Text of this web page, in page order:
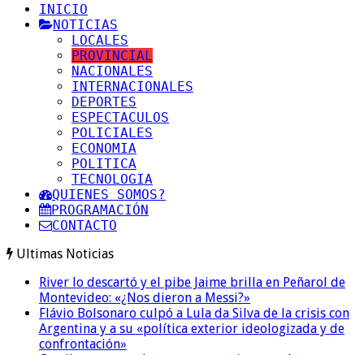
INICIO
NOTICIAS
LOCALES
PROVINCIAL
NACIONALES
INTERNACIONALES
DEPORTES
ESPECTACULOS
POLICIALES
ECONOMIA
POLITICA
TECNOLOGIA
QUIENES SOMOS?
PROGRAMACIÓN
CONTACTO
Ultimas Noticias
River lo descartó y el pibe Jaime brilla en Peñarol de
Montevideo: «¿Nos dieron a Messi?»
Flávio Bolsonaro culpó a Lula da Silva de la crisis con
Argentina y a su «política exterior ideologizada y de
confrontación»